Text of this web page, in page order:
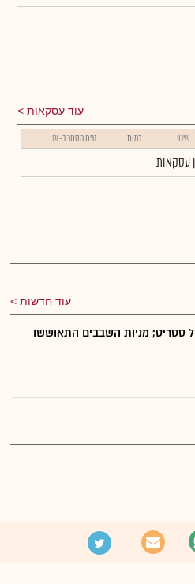
עוד עסקאות
שינוי כמות נפח מסחר ב- ₪
עסקאות
עוד חדשות
סטריט; מניות השבבים התאוששו